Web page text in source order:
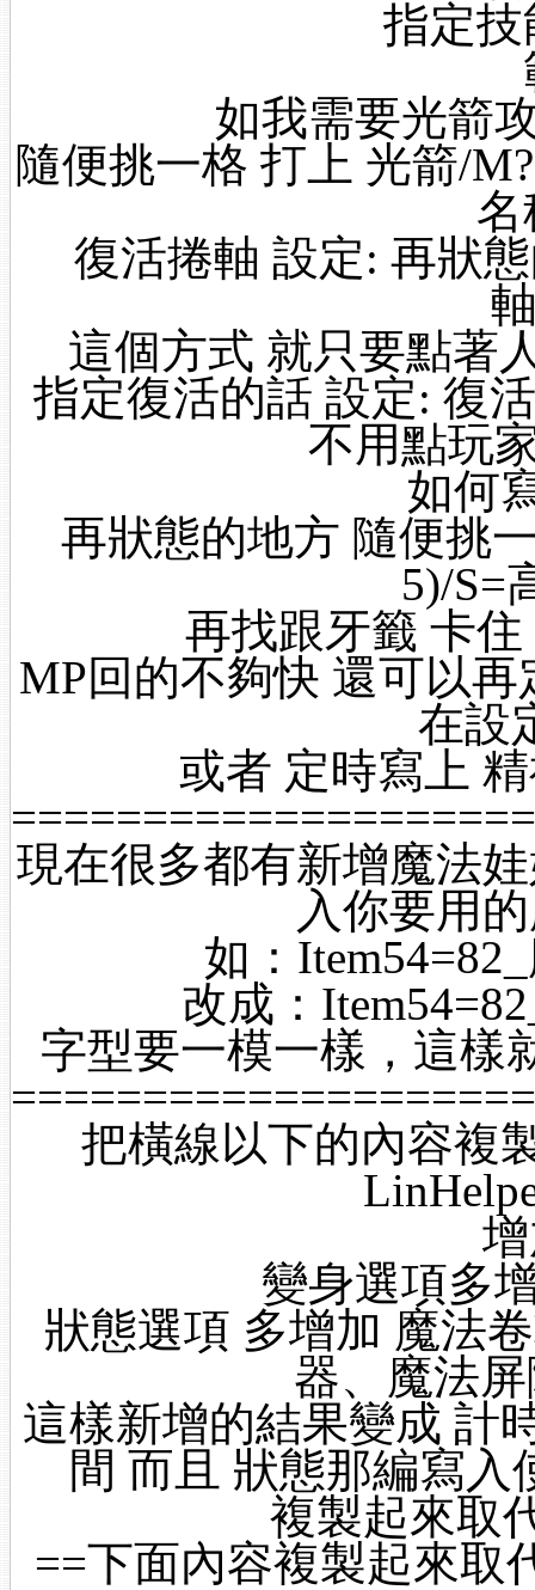
指定
如我需要光箭
隨便挑一格 打上 光箭/
復活捲軸 設定: 再狀
這個方式 就只要點著
指定復活的話 設定: 復
不用點玩
如何
再狀態的地方 隨便挑
5)/S=
再找跟牙籤 卡
MP回的不夠快 還可以
在設
或者 定時寫上
現在很多都有新增魔法
入你要用
如：
改成：
字型要一模一樣，這樣
把橫線以下的內容複
變身選項多
狀態選項 多增加 魔法
器、魔法
這樣新增的結果變成 計
間 而且 狀態那編寫
複製起來取
==下面內容複製起來取